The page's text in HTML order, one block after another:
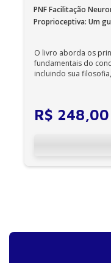
PNF Facilitação
Proprioceptiva: Um
O livro aborda os
fundamentais do
incluindo sua
R$ 248,00